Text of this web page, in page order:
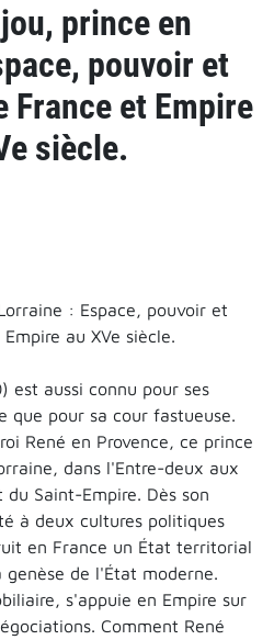
prince en
pouvoir et
France et Empire
siècle.
: Espace, pouvoir et
au XVe siècle.
est aussi connu pour ses
que pour sa cour fastueuse.
René en Provence, ce prince
dans l'Entre-deux aux
Saint-Empire. Dès son
à deux cultures politiques
en France un État territorial
de l'État moderne.
s'appuie en Empire sur
Comment René